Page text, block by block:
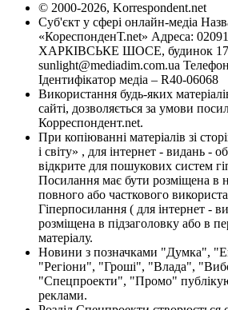
© 2000-2026, Korrespondent.net
Суб'єкт у сфері онлайн-медіа
«КореспонденТ.net» Адреса:
ХАРКІВСЬКЕ ШОСЕ, будинок
sunlight@mediadim.com.ua
Ідентифікатор медіа – R40-06068
Використання будь-яких
сайті, дозволяється за умови
Корреспондент.net.
При копіюванні матеріалів зі
і світу» , для інтернет - видань -
відкрите для пошукових систем
Посилання має бути розміщена в
повного або часткового
Гіперпосилання ( для інтернет -
розміщена в підзаголовку або в
матеріалу.
Новини з позначками "Думка",
"Регіони", "Гроші", "Влада",
"Спецпроекти", "Промо"
реклами.